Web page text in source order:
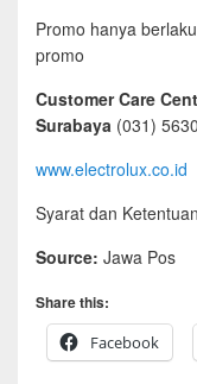
Promo hanya
promo
Customer Care
Surabaya (031)
www.electrolux.co.id
Syarat dan
Source: Jawa Pos
Share this:
Facebook